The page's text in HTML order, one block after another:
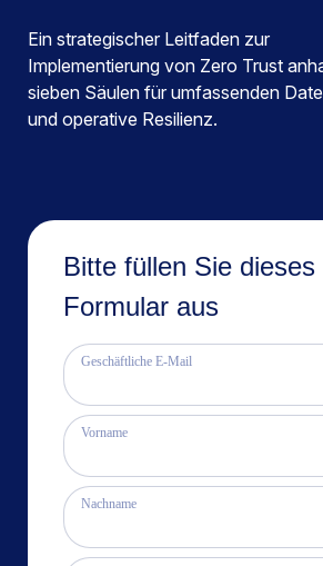
Bitte füllen Sie dieses
Formular aus
Geschäftliche E-Mail
Vorname
Nachname
Ein strategischer Leitfaden zur
Implementierung von Zero Trust
sieben Säulen für umfassenden
und operative Resilienz.